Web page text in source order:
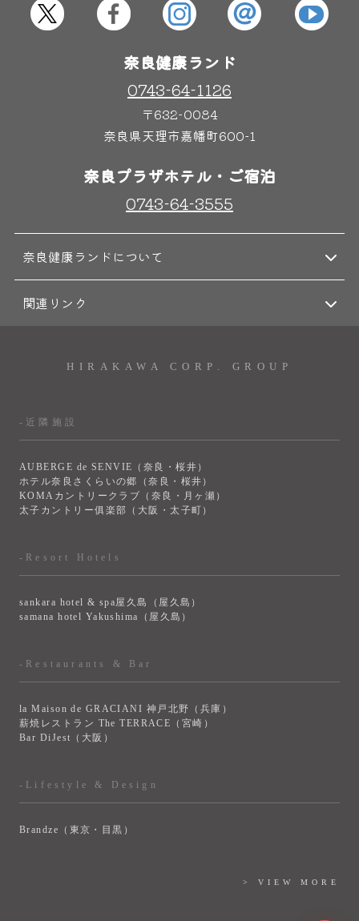
奈良健康ランド
0743-64-1126
〒632-0084
奈良県天理市嘉幡町600-1
奈良プラザホテル・ご宿泊
0743-64-3555
奈良健康ランドについて
関連リンク
HIRAKAWA CORP. GROUP
-近隣施設
AUBERGE de SENVIE（奈良・桜井）
ホテル奈良さくらいの郷（奈良・桜井）
KOMAカントリークラブ（奈良・月ヶ瀬）
太子カントリー俱楽部（大阪・太子町）
-Resort Hotels
sankara hotel & spa屋久島（屋久島）
samana hotel Yakushima（屋久島）
-Restaurants & Bar
la Maison de GRACIANI 神戸北野（兵庫）
薪焼レストラン The TERRACE（宮崎）
Bar DiJest（大阪）
-Lifestyle & Design
Brandze（東京・目黒）
> VIEW MORE